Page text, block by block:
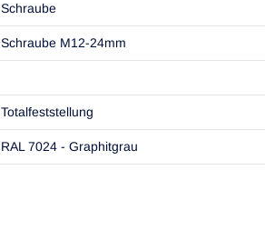
Schraube
Schraube M12-24mm
Totalfeststellung
RAL 7024 - Graphitgrau